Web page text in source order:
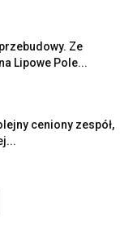
Ze
Lipowe Pole...
ceniony zespół,